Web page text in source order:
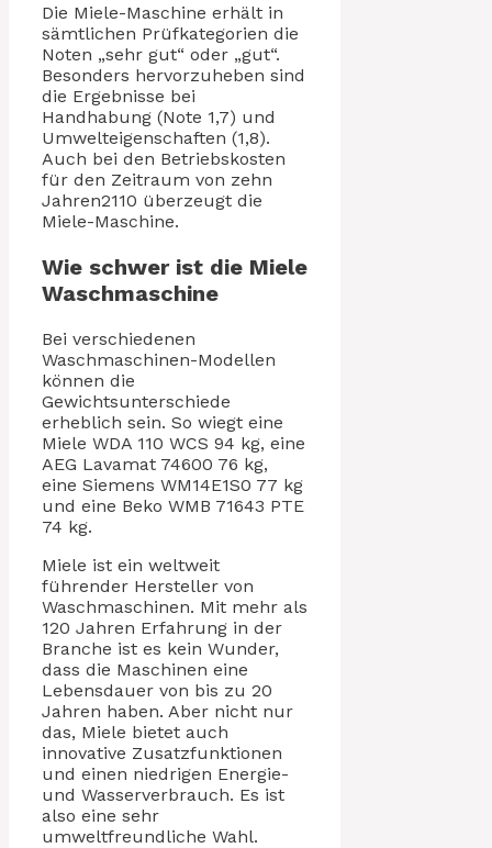
Die Miele-Maschine erhält in
sämtlichen Prüfkategorien die
Noten „sehr gut“ oder „gut“.
Besonders hervorzuheben sind
die Ergebnisse bei
Handhabung (Note 1,7) und
Umwelteigenschaften (1,8).
Auch bei den Betriebskosten
für den Zeitraum von zehn
Jahren2110 überzeugt die
Miele-Maschine.
Wie schwer ist die Miele
Waschmaschine
Bei verschiedenen
Waschmaschinen-Modellen
können die
Gewichtsunterschiede
erheblich sein. So wiegt eine
Miele WDA 110 WCS 94 kg, eine
AEG Lavamat 74600 76 kg,
eine Siemens WM14E1S0 77 kg
und eine Beko WMB 71643 PTE
74 kg.
Miele ist ein weltweit
führender Hersteller von
Waschmaschinen. Mit mehr als
120 Jahren Erfahrung in der
Branche ist es kein Wunder,
dass die Maschinen eine
Lebensdauer von bis zu 20
Jahren haben. Aber nicht nur
das, Miele bietet auch
innovative Zusatzfunktionen
und einen niedrigen Energie-
und Wasserverbrauch. Es ist
also eine sehr
umweltfreundliche Wahl.